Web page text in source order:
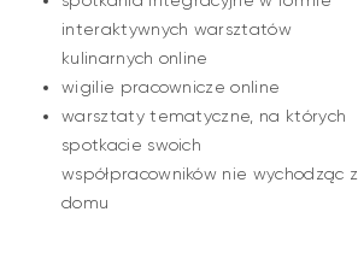
interaktywnych warsztatów
kulinarnych online
wigilie pracownicze online
warsztaty tematyczne, na których
spotkacie swoich
współpracowników nie wychodząc z
domu